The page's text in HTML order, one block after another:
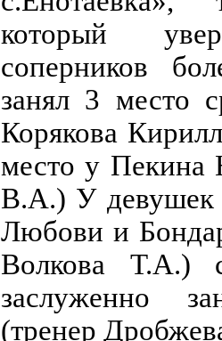
который
соперников
занял 3 место
Корякова
место у Пекина
В.А.) У девушек
Любови и
Волкова Т.А.)
заслуженно
(тренер